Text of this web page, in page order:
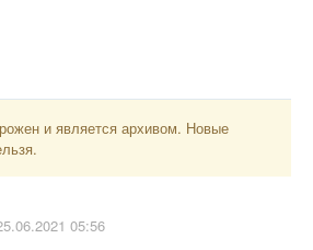
и является архивом. Новые
05:56